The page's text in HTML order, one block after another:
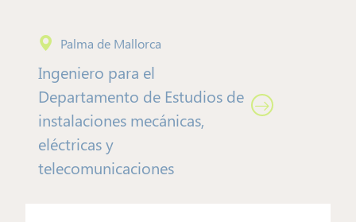
Palma de Mallorca
Ingeniero para el
Departamento de Estudios de
instalaciones mecánicas,
eléctricas y
telecomunicaciones